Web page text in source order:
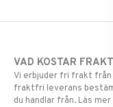
VAD KOSTAR
Vi erbjuder fri frakt från
fraktfri leverans
du handlar från. Läs mer